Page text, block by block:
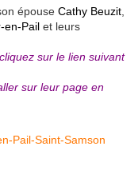
épouse Cathy Beuzit
en-Pail et leurs
sur le lien suivant
sur leur page en